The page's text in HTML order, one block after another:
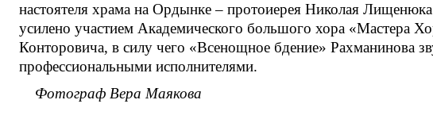
настоятеля храма на Ордынке – протоиерея Николая
усилено участием Академического большого хора «Мастера
Конторовича, в силу чего «Всенощное бдение» Рахманинова
профессиональными исполнителями.
Фотограф Вера Маякова